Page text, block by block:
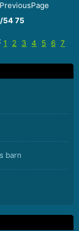
/54 75
1 2 3 4 5 6 7
barn